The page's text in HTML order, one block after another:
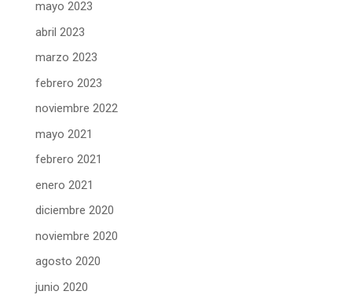
mayo 2023
abril 2023
marzo 2023
febrero 2023
noviembre 2022
mayo 2021
febrero 2021
enero 2021
diciembre 2020
noviembre 2020
agosto 2020
junio 2020